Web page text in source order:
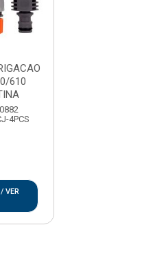
610
4PCS
VER